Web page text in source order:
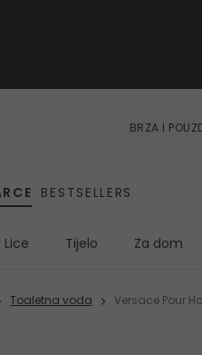
BRZA I
BESTSELLERS
Lice Tijelo Za dom
Toaletna voda Versace Pour